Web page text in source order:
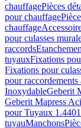
chauffagePièces
pour chauffage
chauffage
pour culasses
raccords
tuyauxFixations
Fixations pour
pour raccordements
InoxydableGeberit
Geberit Mapress
pour Tuyaux 1.4401
tuyauManchons